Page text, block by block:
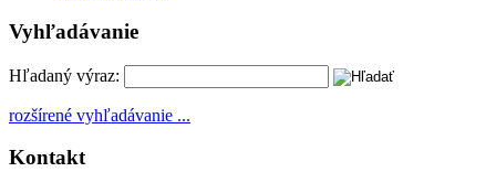
Vyhľadávanie
Hľadaný výraz:
rozšírené vyhľadávanie ...
Kontakt